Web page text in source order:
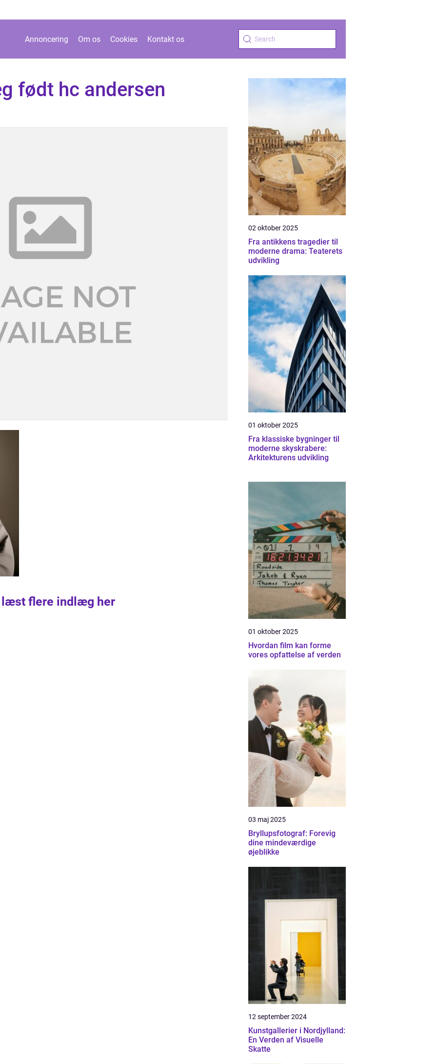
Annoncering Om os Cookies Kontakt os
født hc andersen
læst flere indlæg her
02 oktober 2025
Fra antikkens tragedier til
moderne drama: Teaterets
udvikling
01 oktober 2025
Fra klassiske bygninger til
moderne skyskrabere:
Arkitekturens udvikling
01 oktober 2025
Hvordan film kan forme
vores opfattelse af verden
03 maj 2025
Bryllupsfotograf: Forevig
dine mindeværdige
øjeblikke
12 september 2024
Kunstgallerier i Nordjylland:
En Verden af Visuelle
Skatte